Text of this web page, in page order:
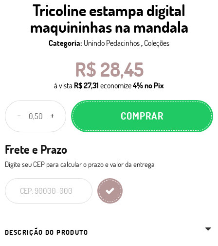
Tricoline estampa digital
maquininhas na mandala
Categoria: Unindo Pedacinhos, Coleções
R$ 28,45
à vista R$ 27,31 economize4%no Pix
COMPRAR
Frete e Prazo
Digite seu CEP para calcular o prazo e valor da entrega
DESCRIÇÃO DO PRODUTO